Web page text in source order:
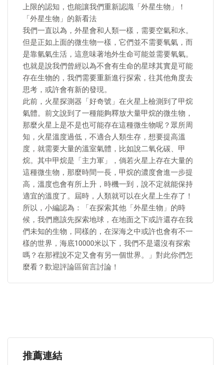
上限的認知，也能讓我們重新認識「外星生物」！
「外星生物」的新看法
我們一直以為，外星會和人類一樣，需要空氣和水。
但是正如上面的微生物一樣，它們並不需要氧氣，而
是靠氫氣生活，這意味著地外生命可能並需要氧氣。
也就是說我們曾經以為不會有生命的星球其實是可能
存在生物的，我們需要重新進行探索，往其他角度去
思考，或許會有新的發現。
此前，火星探測器「好奇號」在火星上檢測到了甲烷
氣體。前文說到了一種能夠釋放大量甲烷的微生物，
那麼火星上是不是也可能存在這種微生物呢？眾所周
知，火星溫度過低，不適合人類生存，想要提高溫
度，就需要大量的溫室氣體，比如說二氧化碳、甲
烷。其中甲烷是「主力軍」，倘若火星上存在大量的
這種微生物，那麼時間一長，甲烷的濃度會進一步提
高，溫度也會有所上升，時機一到，說不定就能保持
適宜的溫度了。屆時，人類就可以在火星上生存了！
所以，小編認為：「在探索其他「外星生物」的時
候，我們應該先探索地球，在地面之下或許還存在我
們未知的生物，同樣的，在深海之中或許也會有不一
樣的世界，海底10000米以下，我們不是還沒有探索
嗎？在那裡說不定又會有另一個世界。」對此你們怎
麼看？歡迎評論區留言討論！
推薦連結